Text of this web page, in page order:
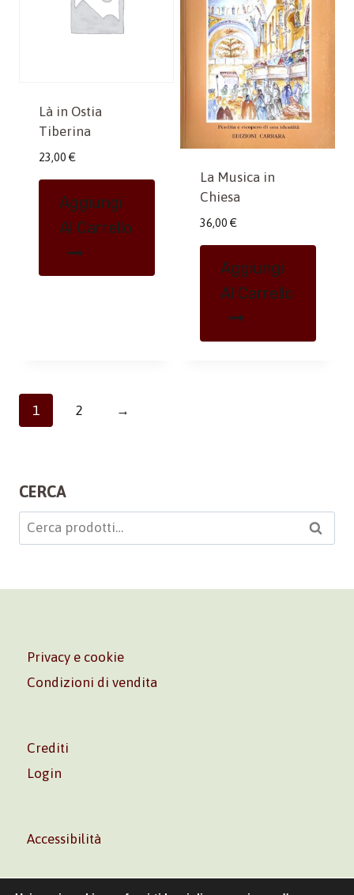
Là in Ostia
Tiberina
23,00 €
Aggiungi
Al Carrello
La Musica in
Chiesa
36,00 €
Aggiungi
Al Carrello
1 2 →
CERCA
Cerca: Cerca
Privacy e cookie
Condizioni di vendita
Crediti
Login
Accessibilità